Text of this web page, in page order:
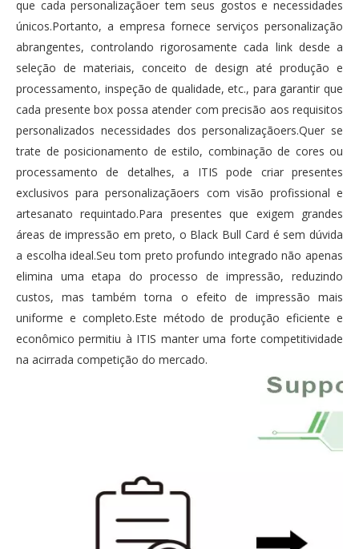
que cada personalizaçãoer tem seus gostos e necessidades
únicos.Portanto, a empresa fornece serviços personalização
abrangentes, controlando rigorosamente cada link desde a
seleção de materiais, conceito de design até produção e
processamento, inspeção de qualidade, etc., para garantir que
cada presente box possa atender com precisão aos requisitos
personalizados necessidades dos personalizaçãoers.Quer se
trate de posicionamento de estilo, combinação de cores ou
processamento de detalhes, a ITIS pode criar presentes
exclusivos para personalizaçãoers com visão profissional e
artesanato requintado.Para presentes que exigem grandes
áreas de impressão em preto, o Black Bull Card é sem dúvida
a escolha ideal.Seu tom preto profundo integrado não apenas
elimina uma etapa do processo de impressão, reduzindo
custos, mas também torna o efeito de impressão mais
uniforme e completo.Este método de produção eficiente e
econômico permitiu à ITIS manter uma forte competitividade
na acirrada competição do mercado.